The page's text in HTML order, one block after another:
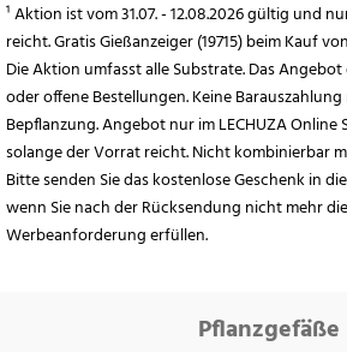
¹ Aktion ist vom 31.07. - 12.08.2026 gültig und
reicht. Gratis Gießanzeiger (19715) beim Kauf
Die Aktion umfasst alle Substrate. Das
oder offene Bestellungen. Keine
Bepflanzung. Angebot nur im LECHUZA
solange der Vorrat reicht. Nicht kombinierbar
Bitte senden Sie das kostenlose Geschenk in
wenn Sie nach der Rücksendung nicht mehr
Werbeanforderung erfüllen.
Pflanzgefäße